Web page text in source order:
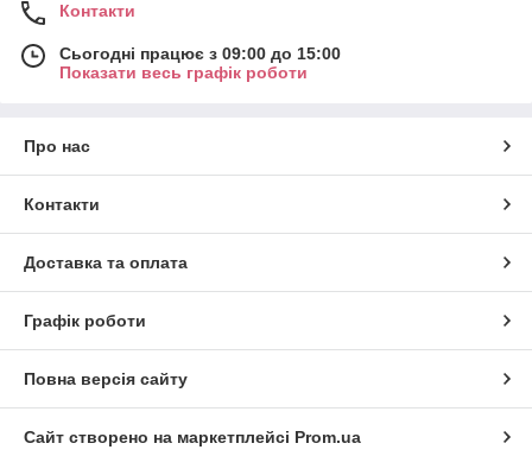
Контакти
Сьогодні працює з 09:00 до 15:00
Показати весь графік роботи
Про нас
Контакти
Доставка та оплата
Графік роботи
Повна версія сайту
Сайт створено на маркетплейсі Prom.ua